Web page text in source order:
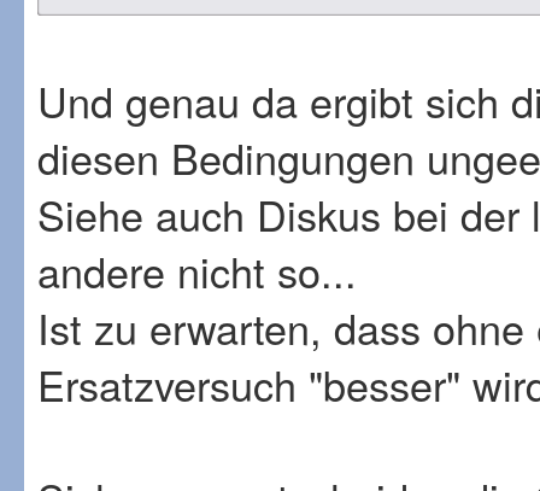
Und genau da ergibt sich
diesen Bedingungen
Siehe auch Diskus bei
andere nicht so...
Ist zu erwarten, dass
Ersatzversuch "besser"